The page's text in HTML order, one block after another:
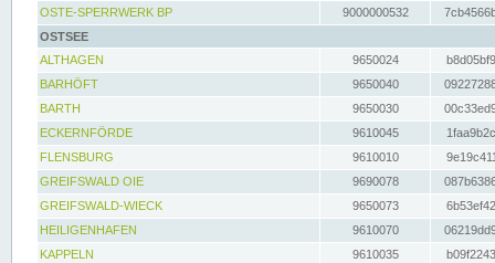
OSTE-SPERRWERK BP
9000000532
OSTSEE
ALTHAGEN
9650024
BARHÖFT
9650040
BARTH
9650030
ECKERNFÖRDE
9610045
FLENSBURG
9610010
GREIFSWALD OIE
9690078
GREIFSWALD-WIECK
9650073
HEILIGENHAFEN
9610070
KAPPELN
9610035